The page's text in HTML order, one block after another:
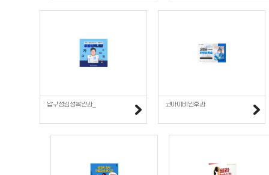
압구정김정목안과_ 코아이비인후과